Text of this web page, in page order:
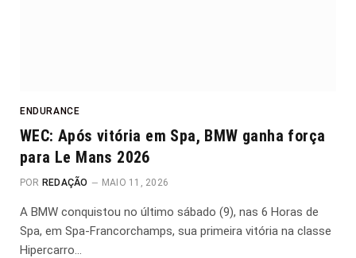
ENDURANCE
WEC: Após vitória em Spa, BMW ganha força
para Le Mans 2026
POR REDAÇÃO MAIO 11, 2026
A BMW conquistou no último sábado (9), nas 6 Horas de
Spa, em Spa-Francorchamps, sua primeira vitória na classe
Hipercarro…